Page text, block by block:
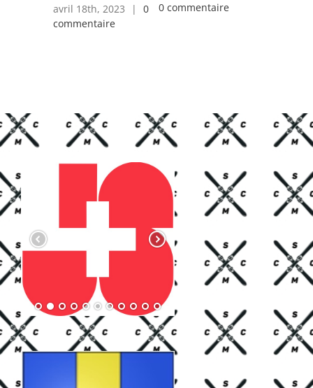
avril 18th, 2023 |
0
commentaire
0 commentaire